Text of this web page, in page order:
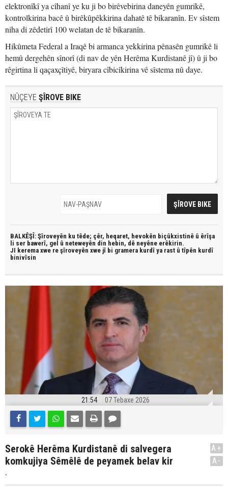
elektronîkî ya cîhanî ye ku ji bo birêvebirina daneyên gumrikê,
kontrolkirina bacê û birêkûpêkkirina dahatê tê bikaranîn. Ev sîstem
niha di zêdetirî 100 welatan de tê bikaranîn.
Hikûmeta Federal a Iraqê bi armanca yekkirina pênasên gumrikê li
hemû dergehên sînorî (di nav de yên Herêma Kurdistanê jî) û ji bo
rêgirtina li qaçaxçîtiyê, biryara cîbicîkirina vê sîstema nû daye.
NÛÇEYE ŞÎROVE BIKE
BALKÊŞÎ: Şîroveyên ku têde; çêr, heqaret, hevokên biçûkxistinê û êrîşa
li ser bawerî, gel û neteweyên din hebin, dê neyêne erêkirin.
JI kerema xwe re şîroveyên xwe jî bi gramera kurdî ya rast û tîpên kurdî
binivîsin
21:54 07 Tebaxe 2026
Serokê Herêma Kurdistanê di salvegera
komkujiya Sêmêlê de peyamek belav kir
.
A+
A-